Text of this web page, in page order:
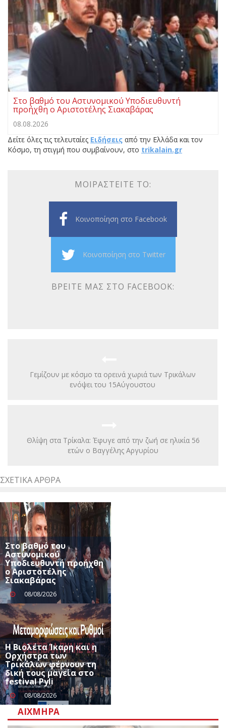
Στο βαθμό του Αστυνομικού Υποδιευθυντή
προήχθη ο Αριστοτέλης Σιακαβάρας
08.08.2026
Δείτε όλες τις τελευταίες Ειδήσεις από την Ελλάδα και τον
Κόσμο, τη στιγμή που συμβαίνουν, στο trikalain.gr
ΜΟΙΡΑΣΤΕΊΤΕ ΤΟ:
Κοινοποίηση στο Facebook
Κοινοποίηση στο Twitter
ΒΡΕΊΤΕ ΜΑΣ ΣΤΟ FACEBOOK:
Γεμίζουν με κόσμο τα ορεινά χωριά των Τρικάλων
ενόψει του 15Αύγουστου
Θλίψη στα Τρίκαλα: Έφυγε από την ζωή σε ηλικία 56
ετών ο Βαγγέλης Αργυρίου
ΣΧΕΤΙΚΆ ΆΡΘΡΑ
Στο βαθμό του
Αστυνομικού
Υποδιευθυντή προήχθη
ο Αριστοτέλης
Σιακαβάρας
08/08/2026
Η Βιολέτα Ίκαρη και η
Ορχήστρα των
Τρικάλων φέρνουν τη
δική τους μαγεία στο
festival Pyli
08/08/2026
ΑΙΧΜΗΡΆ